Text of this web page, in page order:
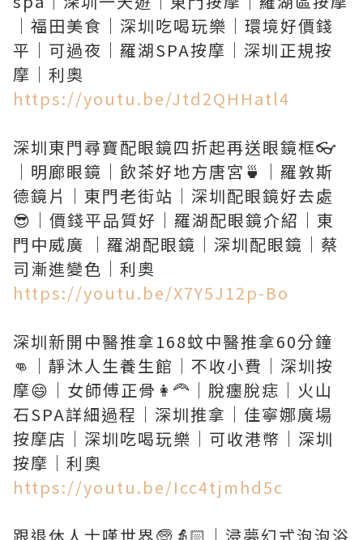
｜福田美食｜深圳吃喝玩樂｜環境好價錢
平｜可過夜｜羅湖SPA按摩｜深圳正規按
https://youtu.be/Jtd2QHHatl4
深圳東門尋寶配眼鏡四折起再送眼鏡框👓
｜明廊眼鏡｜飲茶好地方唐宮🍵｜羅敦斯
德鏡片｜東門老街站｜深圳配眼鏡好去處
😎｜價錢平品質好｜羅湖配眼鏡介紹｜東
門中威廣 ｜羅湖配眼鏡｜深圳配眼鏡｜蔡
https://youtu.be/X7Y5J12p-Bo
深圳新開中醫推拿168蚊中醫推拿60分鐘
👊｜靜沐人生養生館｜不收小費｜深圳按
摩😄｜女師傅正骨👩‍🦰｜脫癦脫痣｜火山
石SPA詳細過程｜深圳推拿｜佳寧娜廣場
按摩店｜深圳吃喝玩樂｜可收港幣｜深圳
https://youtu.be/Icc4tjmhd5c